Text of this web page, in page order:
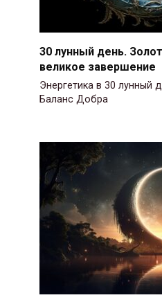
30 лунный день.
великое завершение
Энергетика в 30 лунный
Баланс Добра